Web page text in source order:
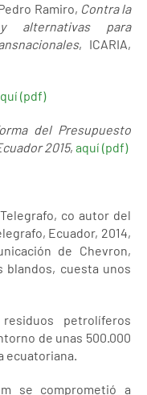
Ramiro, Contra la
alternativas para
, ICARIA,
(pdf)
del Presupuesto
2015, aquí (pdf)
co autor del
Ecuador, 2014,
de Chevron,
blandos, cuesta unos
petrolíferos
de unas 500.000
ecuatoriana.
se comprometió a